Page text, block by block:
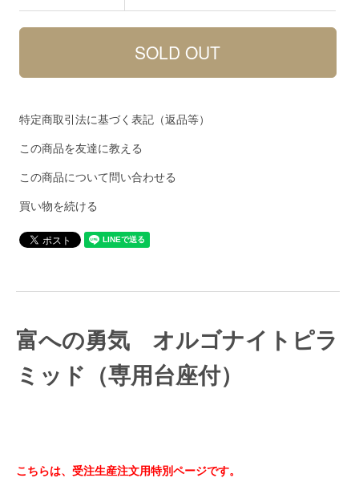
特定商取引法に基づく表記（返品等）
この商品を友達に教える
この商品について問い合わせる
買い物を続ける
富への勇気 オルゴナイトピラ
ミッド（専用台座付）
こちらは、受注生産注文用特別ページです。